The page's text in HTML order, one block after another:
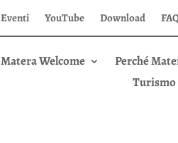
Eventi YouTube Download
Matera Welcome Perché
Turismo